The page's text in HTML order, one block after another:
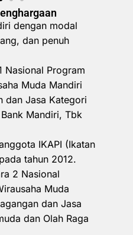
dengan modal
dan penuh
Nasional Program
Muda Mandiri
dan Jasa Kategori
Mandiri, Tbk
IKAPI (Ikatan
tahun 2012.
2 Nasional
Muda
dan Jasa
dan Olah Raga